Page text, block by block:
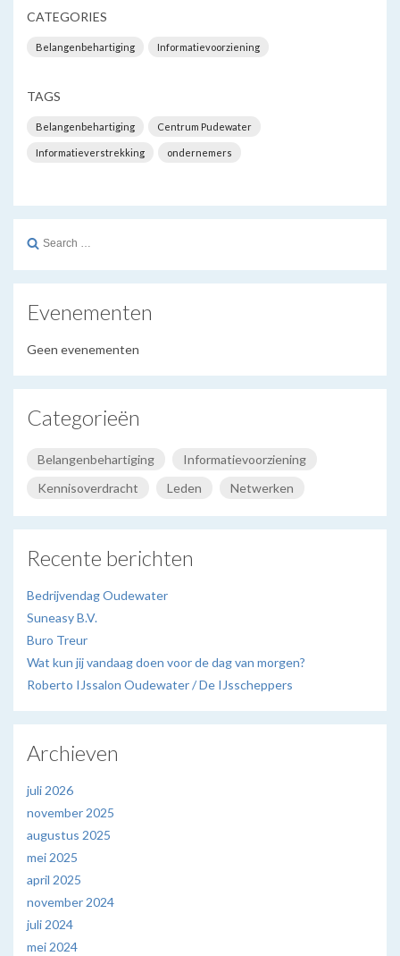
CATEGORIES
Belangenbehartiging Informatievoorziening
TAGS
Belangenbehartiging Centrum Pudewater
Informatieverstrekking ondernemers
Search
Evenementen
Geen evenementen
Categorieën
Belangenbehartiging
Informatievoorziening
Kennisoverdracht
Leden Netwerken
Recente berichten
Bedrijvendag Oudewater
Suneasy B.V.
Buro Treur
Wat kun jij vandaag doen voor de dag van morgen?
Roberto IJssalon Oudewater / De IJsscheppers
Archieven
juli 2026
november 2025
augustus 2025
mei 2025
april 2025
november 2024
juli 2024
mei 2024